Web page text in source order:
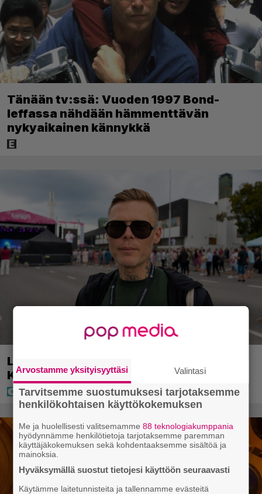
Tänään tv:ssä: Vuoden 1997 Bond-
leffassa nähdään hämmenttävän
nykyaikainen kännykkä
Laulaja Aki Samuli on nyt Aki
Kirvesniemi – tässä hääkuva
Arvostamme yksityisyyttäsi Valintasi
Tarvitsemme suostumuksesi tarjotaksemme
henkilökohtaisen käyttökokemuksen
Me ja huolellisesti valitsemamme88 teknologiakumppania
hyödynnämme henkilötietoja tarjotaksemme paremman
käyttäjäkokemuksen sekä kohdentaaksemme sisältöä ja
mainoksia.
Hyväksymällä suostut tietojesi käyttöön seuraavasti
Käytämme laitetunnisteita ja tallennamme evästeitä